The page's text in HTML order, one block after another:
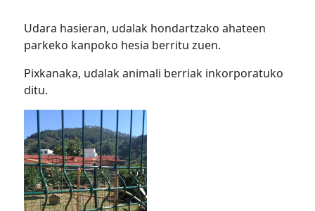
Udara hasieran, udalak hondartzako ahateen
parkeko kanpoko hesia berritu zuen.
Pixkanaka, udalak animali berriak inkorporatuko
ditu.